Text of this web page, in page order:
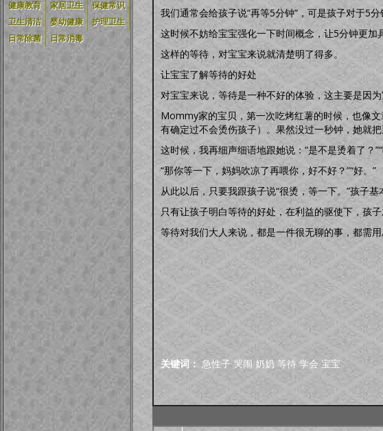
健康教育 家居卫生
保健常识
卫生清洁
婴幼健康
护理卫生
日常除菌
日常消毒
我们通常会给孩子说“再等5分钟”，可是孩子对于5
这时候不妨给宝宝强化一下时间概念，让5分钟更
这样的等待，对宝宝来说就清楚明了得多。
让宝宝了解等待的好处
对宝宝来说，等待是一种不好的体验，这主要是因
Mommy家的宝贝，第一次吃烤红薯的时候，也像
有确定过不会烫伤孩子）。果然没过一秒钟，她就把
这时候，我再细声细语地跟她说：“是不是烫着了？
“那你等一下，妈妈吹凉了再喂你，好不好？”“好。”
从此以后，只要我跟孩子说“很烫，等一下。”孩子
只有让孩子明白等待的好处，在利益的驱使下，孩子
等待对我们大人来说，都是一件很无聊的事，都需
关键词： 急性子 哭闹 奶奶 等待 学会 宝宝